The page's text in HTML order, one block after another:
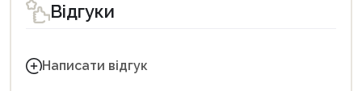
Відгуки
Написати відгук